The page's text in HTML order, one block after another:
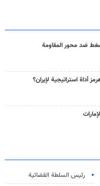
ضد محور المقاومة
أداة استراتيجية لإيران؟
رئیس السلطة القضائیة